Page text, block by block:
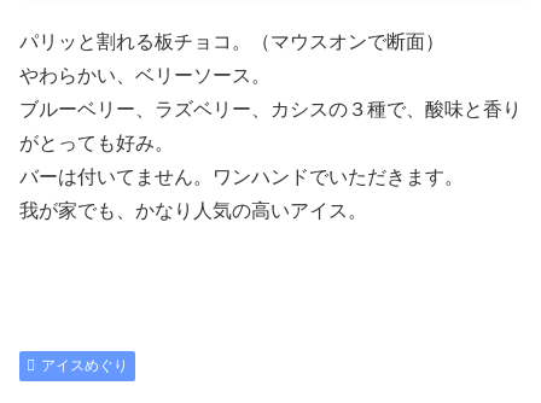
パリッと割れる板チョコ。（マウスオンで断面）
やわらかい、ベリーソース。
ブルーベリー、ラズベリー、カシスの３種で、酸味と香り
がとっても好み。
バーは付いてません。ワンハンドでいただきます。
我が家でも、かなり人気の高いアイス。
アイスめぐり